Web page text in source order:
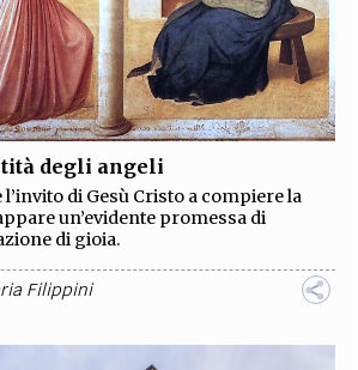
degli angeli
di Gesù Cristo a compiere la
un’evidente promessa di
di gioia.
Filippini